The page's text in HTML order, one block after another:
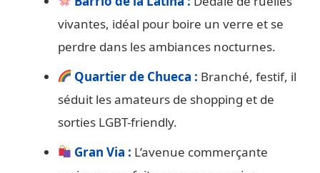
vivantes, idéal pour boire un verre et se
perdre dans les ambiances nocturnes.
Quartier de Chueca : Branché, festif, il
séduit les amateurs de shopping et de
sorties LGBT-friendly.
Gran Via : L’avenue commerçante